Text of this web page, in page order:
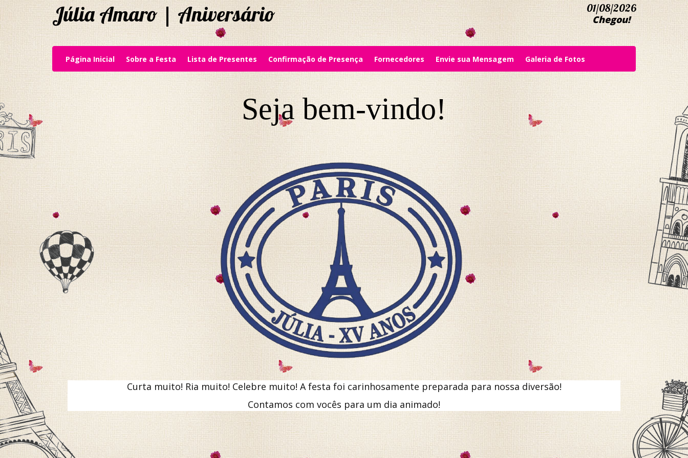
Júlia Amaro | Aniversário 01/08/2026
Chegou!
Página Inicial(current)
Sobre a Festa Lista de Presentes Confirmação de Presença Fornecedores Envie sua Mensagem Galeria de Fotos
Seja bem-vindo!
Curta muito! Ria muito! Celebre muito! A festa foi carinhosamente preparada para nossa diversão!
Contamos com vocês para um dia animado!